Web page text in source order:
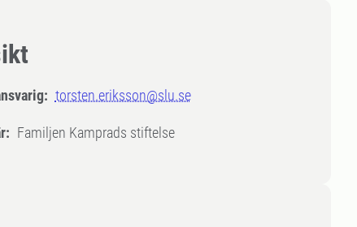
torsten.eriksson@slu.se
Familjen Kamprads stiftelse